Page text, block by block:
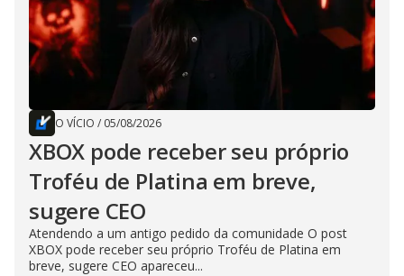
O VÍCIO / 05/08/2026
XBOX pode receber seu próprio
Troféu de Platina em breve,
sugere CEO
Atendendo a um antigo pedido da comunidade O post
XBOX pode receber seu próprio Troféu de Platina em
breve, sugere CEO apareceu...